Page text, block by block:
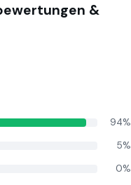
&
94%
5%
0%